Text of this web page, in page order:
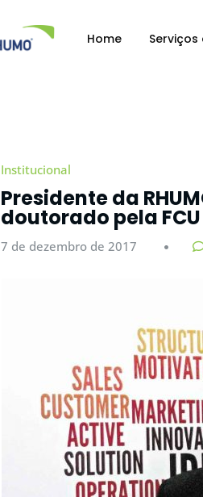
Home Serviços
Institucional
Presidente da
doutorado pela FCU
7 de dezembro de 2017